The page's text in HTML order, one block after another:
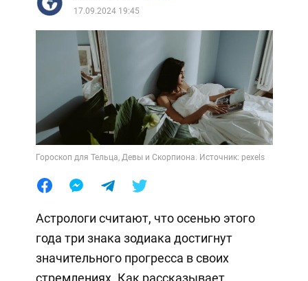
17.09.2024 19:45
Гороскоп для Тельца, Девы и Скорпиона. Источник: pexels
Астрологи считают, что осенью этого
года три знака зодиака достигнут
значительного прогресса в своих
стремлениях. Как рассказывает